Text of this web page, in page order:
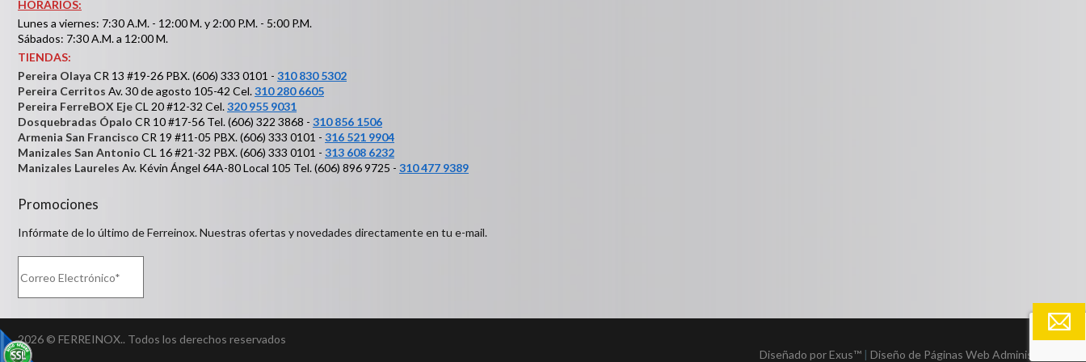
HORARIOS:
Lunes a viernes: 7:30 A.M. - 12:00 M. y 2:00 P.M. - 5:00 P.M.
Sábados: 7:30 A.M. a 12:00 M.
TIENDAS:
Pereira Olaya CR 13 #19-26 PBX. (606) 333 0101 - 310 830 5302
Pereira Cerritos Av. 30 de agosto 105-42 Cel.310 280 6605
Pereira FerreBOX EjeCL 20 #12-32 Cel.320 955 9031
Dosquebradas Ópalo CR 10 #17-56 Tel. (606) 322 3868 - 310 856 1506
Armenia San Francisco CR 19 #11-05 PBX. (606) 333 0101 - 316 521 9904
Manizales San Antonio CL 16 #21-32 PBX. (606) 333 0101 - 313 608 6232
Manizales Laureles Av. Kévin Ángel 64A-80 Local 105 Tel. (606) 896 9725 - 310 477 9389
Promociones
Infórmate de lo último de Ferreinox. Nuestras ofertas y novedades directamente en tu e-mail.
2026 © FERREINOX.. Todos los derechos reservados
Diseñado por Exus™ | Diseño de Páginas Web Administrables